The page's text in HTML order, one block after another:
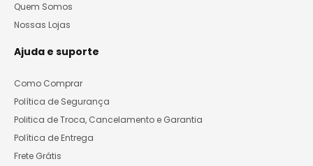
Quem Somos
Nossas Lojas
Ajuda e suporte
Como Comprar
Política de Segurança
Politica de Troca, Cancelamento e Garantia
Política de Entrega
Frete Grátis